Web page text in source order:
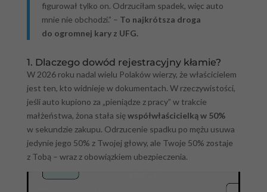
figurował tylko on. Odrzuciłam spadek, więc auto
mnie nie obchodzi.” – To najkrótsza droga
do ogromnej kary z UFG.
1. Dlaczego dowód rejestracyjny kłamie?
W 2026 roku nadal wielu Polaków wierzy, że właścicielem
jest ten, kto widnieje w dokumentach. W rzeczywistości,
jeśli auto kupiono za „pieniądze z pracy” w trakcie
małżeństwa, żona stała sięwspółwłaścicielką w 50%
w sekundzie zakupu. Odrzucenie spadku po mężu usuwa
jedynie jego 50% z Twojej głowy, ale Twoje 50% zostaje
z Tobą – wraz z obowiązkiem ubezpieczenia.
Odtwarzacz